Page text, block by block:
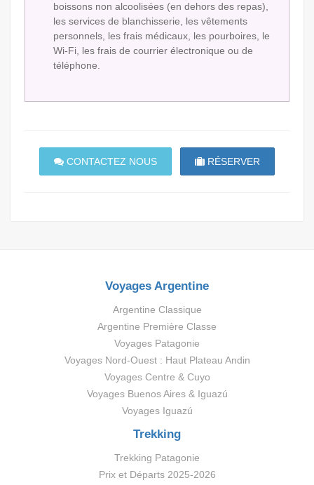
boissons non alcoolisées (en dehors des repas),
les services de blanchisserie, les vêtements
personnels, les frais médicaux, les pourboires, le
Wi-Fi, les frais de courrier électronique ou de
téléphone.
CONTACTEZ NOUS RÉSERVER
Voyages Argentine
Argentine Classique
Argentine Première Classe
Voyages Patagonie
Voyages Nord-Ouest : Haut Plateau Andin
Voyages Centre & Cuyo
Voyages Buenos Aires & Iguazú
Voyages Iguazú
Trekking
Trekking Patagonie
Prix et Départs 2025-2026